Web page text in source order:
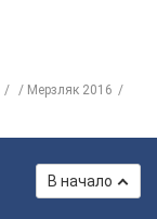
Мерзляк 2016
В начало